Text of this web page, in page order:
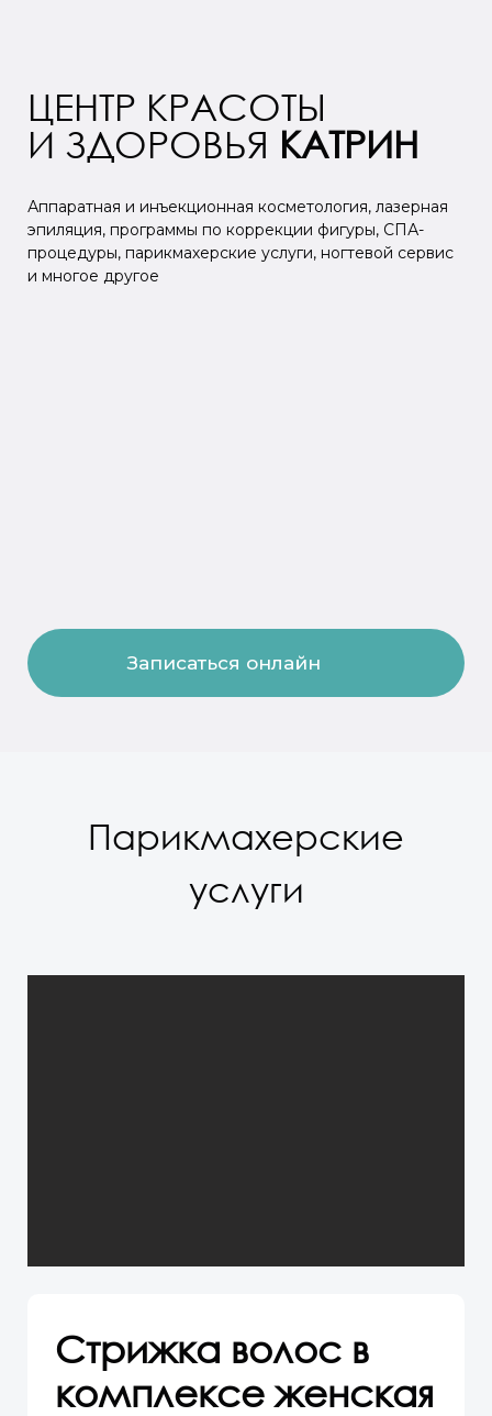
ЦЕНТР КРАСОТЫ
И ЗДОРОВЬЯ КАТРИН
Аппаратная и инъекционная косметология, лазерная
эпиляция, программы по коррекции фигуры, СПА-
процедуры, парикмахерские услуги, ногтевой сервис
и многое другое
Записаться онлайн
Парикмахерские
услуги
Стрижка волос в
комплексе женская